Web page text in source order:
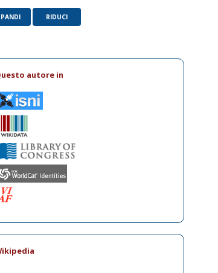
RIDUCI
autore in